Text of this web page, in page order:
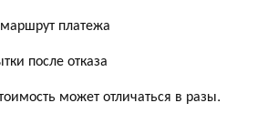
платежа
после отказа
может отличаться в разы.